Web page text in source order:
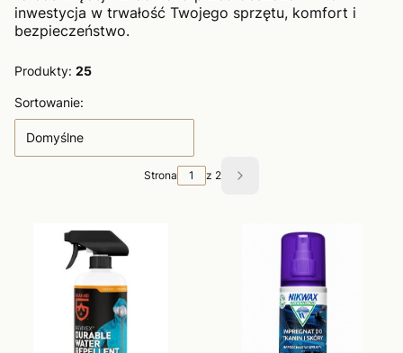
inwestycja w trwałość Twojego sprzętu, komfort i
bezpieczeństwo.
Produkty: 25
Lista produktów
Sortowanie:
Domyślne
Strona z 2 Następne produkty